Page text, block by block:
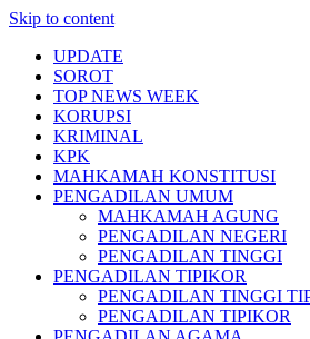
Skip to content
UPDATE
SOROT
TOP NEWS WEEK
KORUPSI
KRIMINAL
KPK
MAHKAMAH KONSTITUSI
PENGADILAN UMUM
MAHKAMAH AGUNG
PENGADILAN NEGERI
PENGADILAN TINGGI
PENGADILAN TIPIKOR
PENGADILAN TINGGI
PENGADILAN TIPIKOR